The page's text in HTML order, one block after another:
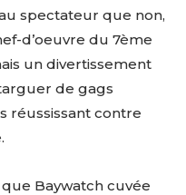
spectateur que non,
d’oeuvre du 7ème
un divertissement
de gags
réussissant contre
Baywatch cuvée